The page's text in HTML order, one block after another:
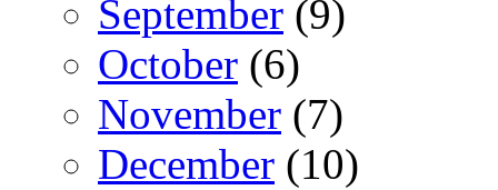
September (9)
October (6)
November (7)
December (10)